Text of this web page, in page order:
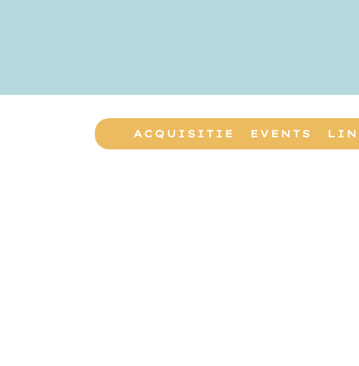
ACQUISITIE EVENTS